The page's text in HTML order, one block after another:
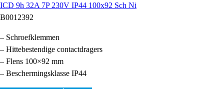
ICD 9h 32A 7P 230V IP44 100x92 Sch Ni
B0012392
– Schroefklemmen
– Hittebestendige contactdragers
– Flens 100×92 mm
– Beschermingsklasse IP44